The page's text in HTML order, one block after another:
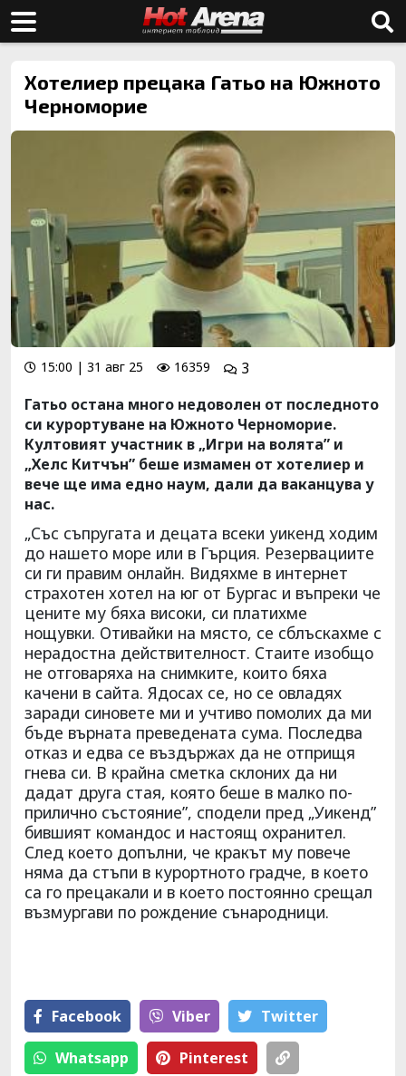
Хотелиер прецака Гатьо на Южното
Черноморие
15:00 | 31 авг 25 16359
3
Гатьо остана много недоволен от последното
си курортуване на Южното Черноморие.
Култовият участник в „Игри на волята” и
„Хелс Китчън” беше измамен от хотелиер и
вече ще има едно наум, дали да ваканцува у
нас.
„Със съпругата и децата всеки уикенд ходим
до нашето море или в Гърция. Резервациите
си ги правим онлайн. Видяхме в интернет
страхотен хотел на юг от Бургас и въпреки че
цените му бяха високи, си платихме
нощувки. Отивайки на място, се сблъскахме с
нерадостна действителност. Стаите изобщо
не отговаряха на снимките, които бяха
качени в сайта. Ядосах се, но се овладях
заради синовете ми и учтиво помолих да ми
бъде върната преведената сума. Последва
отказ и едва се въздържах да не отприщя
гнева си. В крайна сметка склоних да ни
дадат друга стая, която беше в малко по-
прилично състояние”, сподели пред „Уикенд”
бившият командос и настоящ охранител.
След което допълни, че кракът му повече
няма да стъпи в курортното градче, в което
са го прецакали и в което постоянно срещал
възмургави по рождение сънародници.
Facebook Viber Тwitter
Whatsapp Pinterest